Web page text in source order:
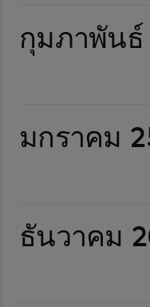
กุมภาพันธ์
มกราคม
ธันวาคม